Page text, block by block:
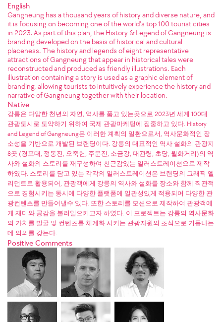
English
Gangneung has a thousand years of history and diverse nature, and
it is focusing on becoming one of the world's top 100 tourist cities
in 2023. As part of this plan, the History & Legend of Gangneung is
branding developed on the basis of historical and cultural
placeness. The history and legends of eight representative
attractions of Gangneung that appear in historical tales were
reconstructed and produced as friendly illustrations. Each
illustration containing a story is used as a graphic element of
branding, allowing tourists to intuitively experience the history and
narrative of Gangneung together with their location.
Native
강릉은 다양한 천년의 자연, 역사를 품고 있는곳으로 2023년 세계 100대
관광도시로 도약하기 위하여 국제 관광마케팅에 집중하고 있다. History
and Legend of Gangneung은 이러한 계획의 일환으로서, 역사문화적인 장
소성을 기반으로 개발된 브랜딩이다. 강릉의 대표적인 역사 설화의 관광지
8곳 (경포대, 정동진, 오죽헌, 주문진, 소금강, 대관령, 초당, 월화거리)의 역
사와 설화의 스토리를 재구성하여 친근감있는 일러스트레이션으로 제작
하였다. 스토리를 담고 있는 각각의 일러스트레이션은 브랜딩의 그래픽 엘
리먼트로 활용되어, 관광객에게 강릉의 역사와 설화를 장소와 함께 직관적
으로 경험시키는 동시에 다양한 플랫폼에 일관성있게 적용되어 다양한 관
광컨텐츠를 만들어낼수 있다. 또한 스토리를 모션으로 제작하여 관광객에
게 재미와 공감을 불러일으키고자 하였다. 이 프로젝트는 강릉의 역사문화
의 가치를 발굴 및 컨텐츠를 체계화 시키는 관광자원의 초석으로 거듭나는
데 의의를 갖는다.
Positive Comments